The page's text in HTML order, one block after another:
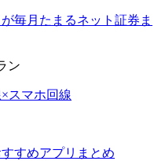
毎月たまるネット証券ま
ン
スマホ回線
すめアプリまとめ